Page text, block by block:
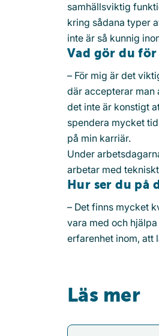
samhällsviktig
kring sådana typer
inte är så kunnig
Vad gör du för
– För mig är det
där accepterar man
det inte är konstigt
spendera mycket
på min karriär.
Under
arbetar med
Hur ser du på
– Det finns mycket
vara med och
erfarenhet inom, att
Läs mer
Samhällsfrågor blev